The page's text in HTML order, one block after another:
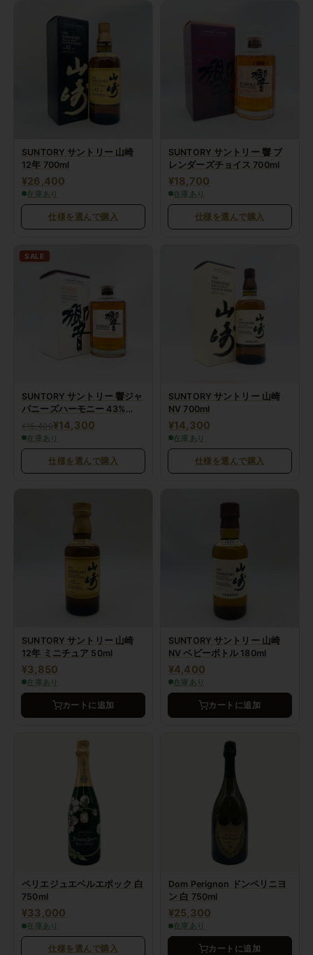
SUNTORY サントリー 山崎
12年 700ml
¥26,400
在庫あり
仕様を選んで購入
SUNTORY サントリー 響 ブ
レンダーズチョイス 700ml
¥18,700
在庫あり
仕様を選んで購入
SALE
SUNTORY サントリー 響ジャ
パニーズハーモニー 43%
700ml
¥15,400¥14,300
在庫あり
仕様を選んで購入
SUNTORY サントリー 山崎
NV 700ml
¥14,300
在庫あり
仕様を選んで購入
SUNTORY サントリー 山崎
12年 ミニチュア 50ml
¥3,850
在庫あり
カートに追加
SUNTORY サントリー 山崎
NV ベビーボトル 180ml
¥4,400
在庫あり
カートに追加
ペリエジュエベルエポック 白
750ml
¥33,000
在庫あり
仕様を選んで購入
Dom Perignon ドンペリニヨ
ン 白 750ml
¥25,300
在庫あり
カートに追加